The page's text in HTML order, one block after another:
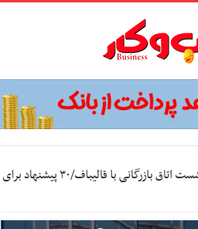
جزئیات نشست اتاق بازرگانی با قالیباف/۳۰ پیشنهاد برای